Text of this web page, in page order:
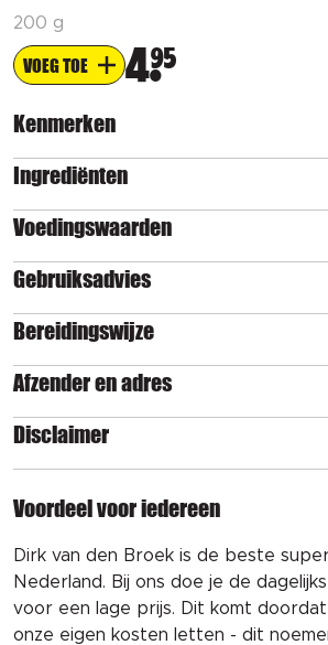
200 g
VOEG TOE 495
Kenmerken
Ingrediënten
Voedingswaarden
Gebruiksadvies
Bereidingswijze
Afzender en adres
Disclaimer
Voordeel voor iedereen
Dirk van den Broek is de beste
Nederland. Bij ons doe je de
voor een lage prijs. Dit komt
onze eigen kosten letten - dit